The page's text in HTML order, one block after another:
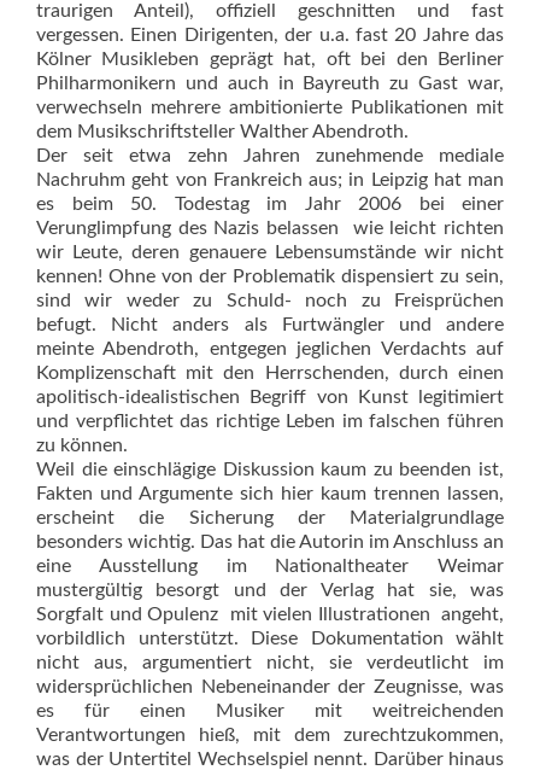
traurigen Anteil), offiziell geschnitten und fast
vergessen. Einen Dirigenten, der u.a. fast 20 Jahre das
Kölner Musikleben geprägt hat, oft bei den Berliner
Philharmonikern und auch in Bayreuth zu Gast war,
verwechseln mehrere ambitionierte Publikationen mit
dem Musikschriftsteller Walther Abendroth.
Der seit etwa zehn Jahren zunehmende mediale
Nachruhm geht von Frankreich aus; in Leipzig hat man
es beim 50. Todestag im Jahr 2006 bei einer
Verunglimpfung des Nazis belassen  wie leicht richten
wir Leute, deren genauere Lebensumstände wir nicht
kennen! Ohne von der Problematik dispensiert zu sein,
sind wir weder zu Schuld- noch zu Freisprüchen
befugt. Nicht anders als Furtwängler und andere
meinte Abendroth, entgegen jeglichen Verdachts auf
Komplizenschaft mit den Herrschenden, durch einen
apolitisch-idealistischen Begriff von Kunst legitimiert
und verpflichtet das richtige Leben im falschen führen
zu können.
Weil die einschlägige Diskussion kaum zu beenden ist,
Fakten und Argumente sich hier kaum trennen lassen,
erscheint die Sicherung der Materialgrundlage
besonders wichtig. Das hat die Autorin im Anschluss an
eine Ausstellung im Nationaltheater Weimar
mustergültig besorgt und der Verlag hat sie, was
Sorgfalt und Opulenz  mit vielen Illustrationen  angeht,
vorbildlich unterstützt. Diese Dokumentation wählt
nicht aus, argumentiert nicht, sie verdeutlicht im
widersprüchlichen Nebeneinander der Zeugnisse, was
es für einen Musiker mit weitreichenden
Verantwortungen hieß, mit dem zurechtzukommen,
was der Untertitel Wechselspiel nennt. Darüber hinaus